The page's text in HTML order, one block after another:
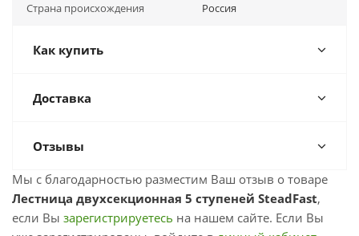
Страна происхождения Россия
Как купить
Доставка
Отзывы
Мы с благодарностью разместим Ваш отзыв о товаре
Лестница двухсекционная 5 ступеней SteadFast,
если Вы зарегистрируетесь на нашем сайте. Если Вы